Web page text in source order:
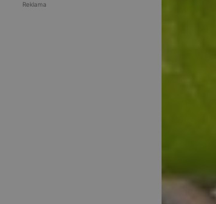
Reklama